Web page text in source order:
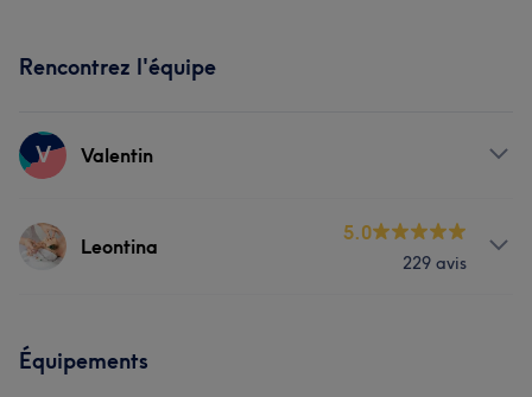
Rencontrez l'équipe
V Valentin
Prestations
Leontina
5.0
229 avis
Équipements